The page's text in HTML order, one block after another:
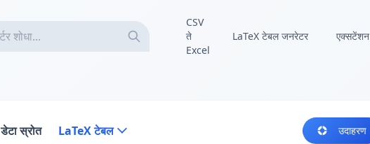
CSV
ते
Excel
LaTeX टेबल जनरेटर एक्सटेंशन
डेटा स्रोत LaTeX टेबल उदाहरण